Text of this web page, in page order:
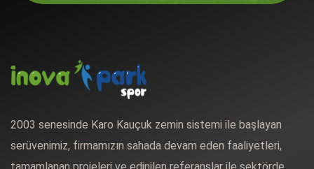
2003 senesinde Karo Kauçuk zemin sistemi ile başlayan
serüvenimiz, firmamızın sahada devam eden faaliyetleri,